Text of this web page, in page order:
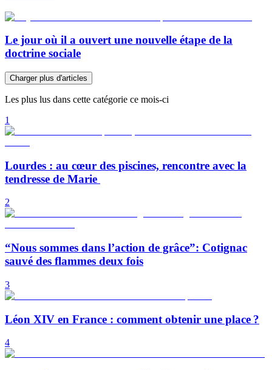
Le jour où il a ouvert une nouvelle étape de la
doctrine sociale
Charger plus d'articles
Les plus lus dans cette catégorie ce mois-ci
1
Lourdes : au cœur des piscines, rencontre avec la
tendresse de Marie
2
“Nous sommes dans l’action de grâce”: Cotignac
sauvé des flammes deux fois
3
Léon XIV en France : comment obtenir une place ?
4